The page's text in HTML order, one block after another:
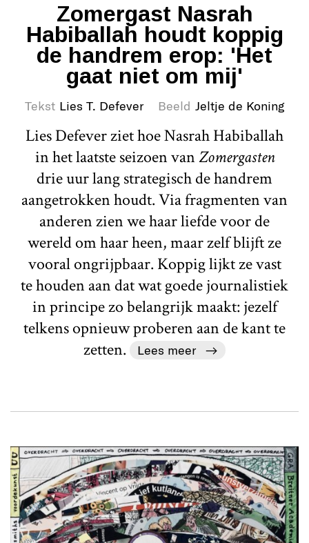
Zomergast Nasrah
Habiballah houdt koppig
de handrem erop: 'Het
gaat niet om mij'
Tekst Lies T. Defever Beeld Jeltje de Koning
Lies Defever ziet hoe Nasrah Habiballah
in het laatste seizoen vanZomergasten
drie uur lang strategisch de handrem
aangetrokken houdt. Via fragmenten van
anderen zien we haar liefde voor de
wereld om haar heen, maar zelf blijft ze
vooral ongrijpbaar. Koppig lijkt ze vast
te houden aan dat wat goede journalistiek
in principe zo belangrijk maakt: jezelf
telkens opnieuw proberen aan de kant te
zetten.
Lees meer